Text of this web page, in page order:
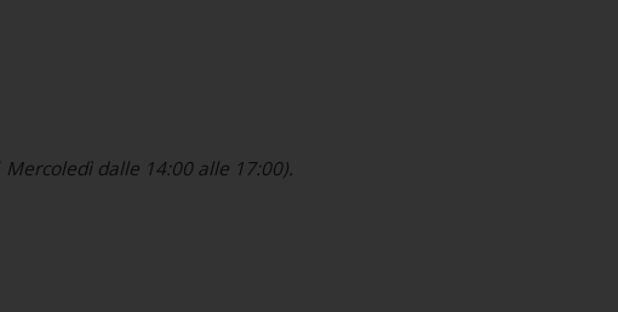
dalle 14:00 alle 17:00).